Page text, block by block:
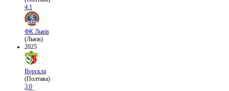
4:1
ФК Львів
(Львів)
2025
Ворскла
(Полтава)
3:0